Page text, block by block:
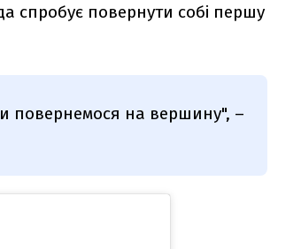
спробує повернути собі першу
повернемося на вершину", –